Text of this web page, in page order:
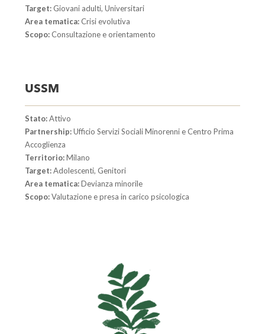
Target: Giovani adulti, Universitari
Area tematica:Crisi evolutiva
Scopo:Consultazione e orientamento
USSM
Stato:Attivo
Partnership:Ufficio Servizi Sociali Minorenni e Centro Prima
Accoglienza
Territorio:Milano
Target:Adolescenti, Genitori
Area tematica:Devianza minorile
Scopo:Valutazione e presa in carico psicologica